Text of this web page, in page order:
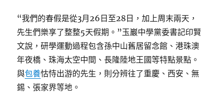
“我們的春假是從3月26日至28日，加上周末兩天，
先生們樂享了整整5天假期。”玉巖中學黨委書記印賢
文說，研學運動過程包含孫中山舊居留念館、港珠澳
年夜橋、珠海太空中間、長隆陸地王國等特點景點。
與包養怙恃出游的先生，則分辨往了重慶、西安、無
錫、張家界等地。